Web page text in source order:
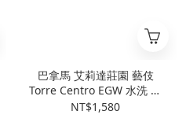
巴拿馬 艾莉達莊園 藝伎
Torre Centro EGW 水洗 淺
焙 咖啡豆
NT$1,580